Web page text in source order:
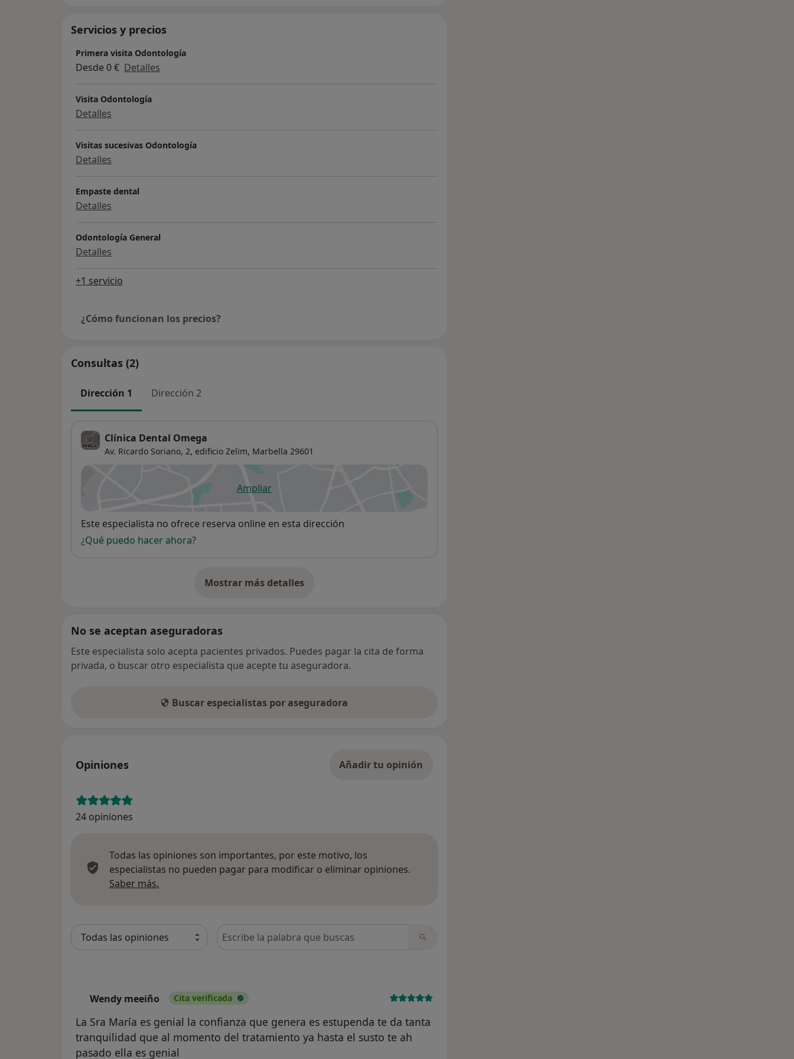
Servicios y precios
Primera visita Odontología
Desde 0 € Detalles
Visita Odontología
Detalles
Visitas sucesivas Odontología
Detalles
Empaste dental
Detalles
Odontología General
Detalles
+1 servicio
¿Cómo funcionan los precios?
Consultas (2)
Dirección 1 Dirección 2
Clínica Dental Omega
Av. Ricardo Soriano, 2, edificio Zelim, Marbella 29601
Ampliarse abre en una nueva pestaña
Disponibilidad
Este especialista no ofrece reserva online en esta dirección
¿Qué puedo hacer ahora?
Mostrar más detalles
sobre la dirección
No se aceptan aseguradoras
Este especialista solo acepta pacientes privados. Puedes pagar la cita de forma
privada, o buscar otro especialista que acepte tu aseguradora.
Buscar especialistas por aseguradora
Opiniones Añadir tu opinión
24 opiniones
Todas las opiniones son importantes, por este motivo, los
especialistas no pueden pagar para modificar o eliminar opiniones.
Saber más.
Busca en opiniones
Wendy meeiño Cita verificada
La Sra María es genial la confianza que genera es estupenda te da tanta
tranquilidad que al momento del tratamiento ya hasta el susto te ah
pasado ella es genial